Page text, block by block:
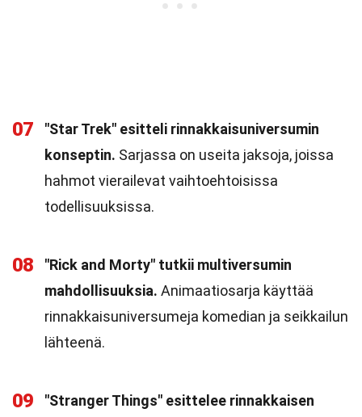
07
"Star Trek" esitteli rinnakkaisuniversumin
konseptin. Sarjassa on useita jaksoja, joissa
hahmot vierailevat vaihtoehtoisissa
todellisuuksissa.
08
"Rick and Morty" tutkii multiversumin
mahdollisuuksia. Animaatiosarja käyttää
rinnakkaisuniversumeja komedian ja seikkailun
lähteenä.
09
"Stranger Things" esittelee rinnakkaisen